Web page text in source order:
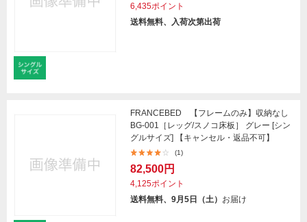
6,435ポイント
送料無料、入荷次第出荷
FRANCEBED 【フレームのみ】収納なし
BG-001［レッグ/スノコ床板］ グレー [シン
グルサイズ] 【キャンセル・返品不可】
(1)
82,500円
4,125ポイント
送料無料、9月5日（土） お届け